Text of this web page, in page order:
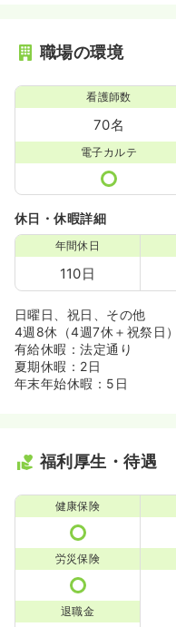
職場の環境
看護師数
70名
電子カルテ
休日・休暇詳細
年間休日
110日
日曜日、祝日、その他
4週8休（4週7休＋祝祭日）
有給休暇：法定通り
夏期休暇：2日
年末年始休暇：5日
福利厚生・待遇
健康保険
労災保険
退職金